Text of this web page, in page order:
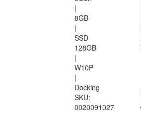
|
8GB
|
SSD
128GB
|
W10P
|
Docking
SKU:
0020091027